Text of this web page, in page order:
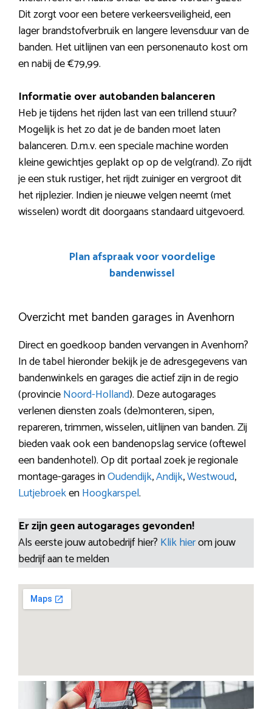
Dit zorgt voor een betere verkeersveiligheid, een
lager brandstofverbruik en langere levensduur van de
banden. Het uitlijnen van een personenauto kost om
en nabij de €79,99.
Informatie over autobanden balanceren
Heb je tijdens het rijden last van een trillend stuur?
Mogelijk is het zo dat je de banden moet laten
balanceren. D.m.v. een speciale machine worden
kleine gewichtjes geplakt op op de velg(rand). Zo rijdt
je een stuk rustiger, het rijdt zuiniger en vergroot dit
het rijplezier. Indien je nieuwe velgen neemt (met
wisselen) wordt dit doorgaans standaard uitgevoerd.
Plan afspraak voor voordelige
bandenwissel
Overzicht met banden garages in Avenhorn
Direct en goedkoop banden vervangen in Avenhorn?
In de tabel hieronder bekijk je de adresgegevens van
bandenwinkels en garages die actief zijn in de regio
(provincieNoord-Holland). Deze autogarages
verlenen diensten zoals (de)monteren, sipen,
repareren, trimmen, wisselen, uitlijnen van banden. Zij
bieden vaak ook een bandenopslag service (oftewel
een bandenhotel). Op dit portaal zoek je regionale
montage-garages inOudendijk,Andijk,Westwoud,
LutjebroekenHoogkarspel.
Er zijn geen autogarages gevonden!
Als eerste jouw autobedrijf hier? Klik hierom jouw
bedrijf aan te melden